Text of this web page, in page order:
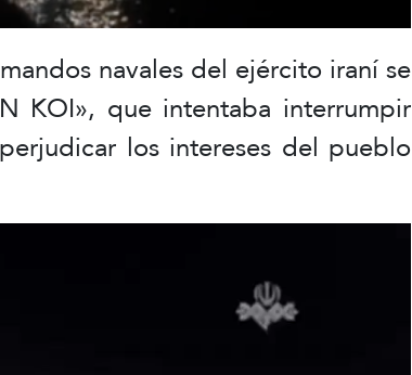
navales del ejército iraní se
KOI», que intentaba interrumpir
los intereses del pueblo